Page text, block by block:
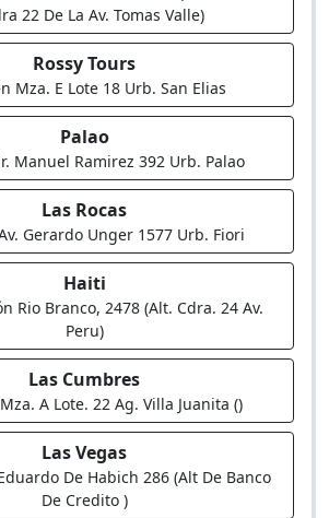
22 De La Av. Tomas Valle)
Rossy Tours
Mza. E Lote 18 Urb. San Elias
Palao
Manuel Ramirez 392 Urb. Palao
Las Rocas
Gerardo Unger 1577 Urb. Fiori
Haiti
Rio Branco, 2478 (Alt. Cdra. 24 Av.
Peru)
Las Cumbres
A Lote. 22 Ag. Villa Juanita ()
Las Vegas
De Habich 286 (Alt De Banco
De Credito )